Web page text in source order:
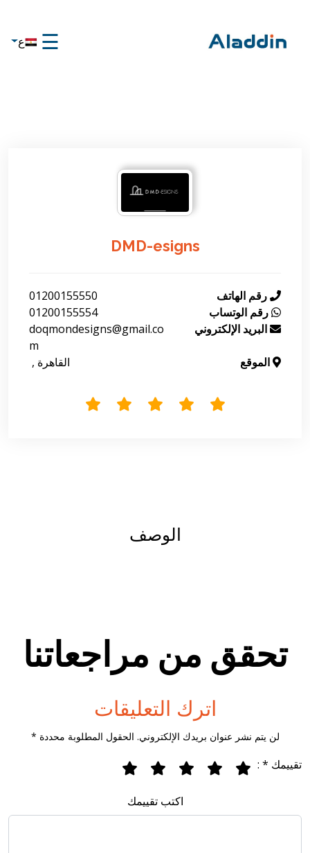
×
☰ ع
DMD-esigns
رقم الهاتف
01200155550
رقم الوتساب
01200155554
البريد الإلكتروني
doqmondesigns@gmail.co
m
الموقع
الوصف
تحقق من مراجعاتنا
اترك التعليقات
لن يتم نشر عنوان بريدك الإلكتروني. الحقول المطلوبة محددة *
تقييمك * :
اكتب تقييمك